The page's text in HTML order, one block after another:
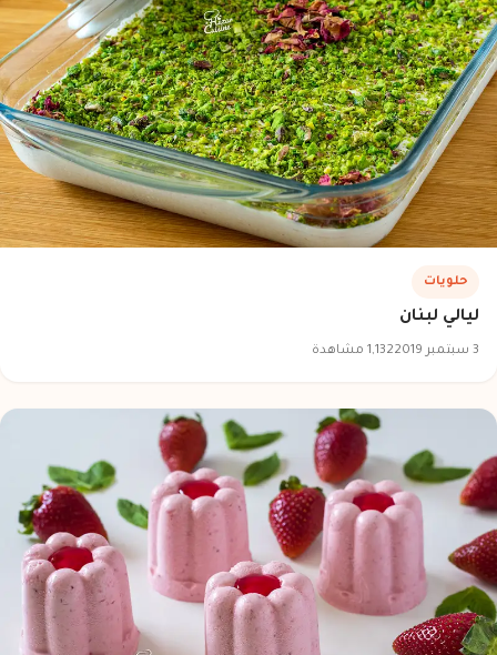
حلويات
ليالي لبنان
3 سبتمبر 2019 1,132 مشاهدة